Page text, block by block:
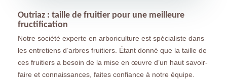
Outriaz : taille de fruitier pour une meilleure
fructification
Notre société experte en arboriculture est spécialiste dans
les entretiens d’arbres fruitiers. Étant donné que la taille de
ces fruitiers a besoin de la mise en œuvre d’un haut savoir-
faire et connaissances, faites confiance à notre équipe.